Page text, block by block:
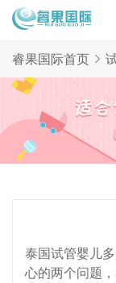
首页
试管项目
试管百科
试管费用
睿果国际首页
泰国试管婴儿
心的两个问题，